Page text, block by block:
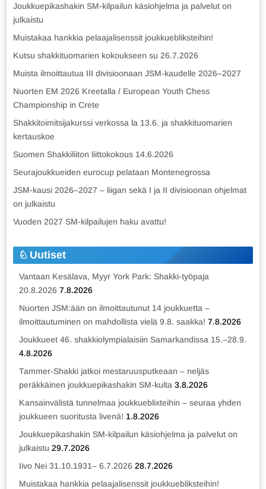
Joukkuepikashakin SM-kilpailun käsiohjelma ja palvelut on
julkaistu
Muistakaa hankkia pelaajalisenssit joukkuebliksteihin!
Kutsu shakkituomarien kokoukseen su 26.7.2026
Muista ilmoittautua III divisioonaan JSM-kaudelle 2026–2027
Nuorten EM 2026 Kreetalla / European Youth Chess
Championship in Crete
Shakkitoimitsijakurssi verkossa la 13.6. ja shakkituomarien
kertauskoe
Suomen Shakkiliiton liittokokous 14.6.2026
Seurajoukkueiden eurocup pelataan Montenegrossa
JSM-kausi 2026–2027 – liigan sekä I ja II divisioonan ohjelmat
on julkaistu
Vuoden 2027 SM-kilpailujen haku avattu!
Uutiset
Vantaan Kesälava, Myyr York Park: Shakki-työpaja
20.8.2026 7.8.2026
Nuorten JSM:ään on ilmoittautunut 14 joukkuetta –
ilmoittautuminen on mahdollista vielä 9.8. saakka! 7.8.2026
Joukkueet 46. shakkiolympialaisiin Samarkandissa 15.–28.9.
4.8.2026
Tammer-Shakki jatkoi mestaruusputkeaan – neljäs
peräkkäinen joukkuepikashakin SM-kulta 3.8.2026
Kansainvälistä tunnelmaa joukkueblixteihin – seuraa yhden
joukkueen suoritusta livenä! 1.8.2026
Joukkuepikashakin SM-kilpailun käsiohjelma ja palvelut on
julkaistu 29.7.2026
Iivo Nei 31.10.1931– 6.7.2026 28.7.2026
Muistakaa hankkia pelaajalisenssit joukkuebliksteihin!